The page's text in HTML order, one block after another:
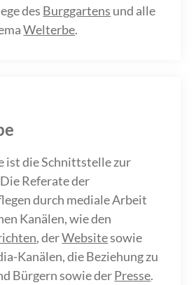
des Burggartens und alle
Welterbe.
ist die Schnittstelle zur
Referate der
durch mediale Arbeit
Kanälen, wie den
, derWebsitesowie
Kanälen, die Beziehung zu
Bürgern sowie derPresse.